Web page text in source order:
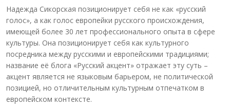
Надежда Сикорская позиционирует себя не как «русский
голос», а как голос европейки русского происхождения,
имеющей более 30 лет профессионального опыта в сфере
культуры. Она позиционирует себя как культурного
посредника между русскими и европейскими традициями;
название её блога «Русский акцент» отражает эту суть –
акцент является не языковым барьером, не политической
позицией, но отличительным культурным отпечатком в
европейском контексте.